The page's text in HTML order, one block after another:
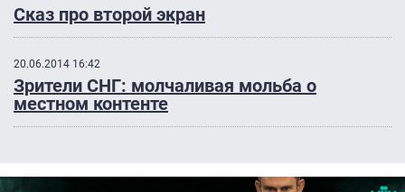
Сказ про второй экран
20.06.2014 16:42
Зрители СНГ: молчаливая мольба о
местном контенте